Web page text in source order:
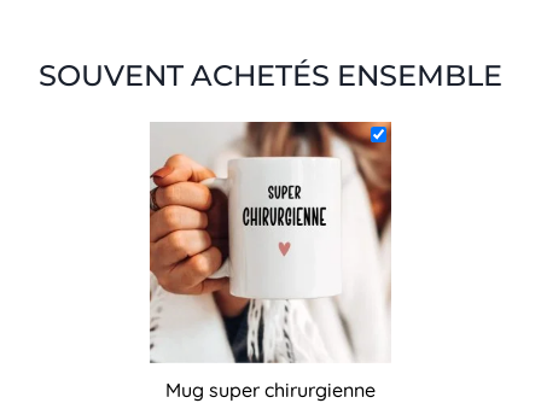
SOUVENT ACHETÉS ENSEMBLE
Mug super chirurgienne